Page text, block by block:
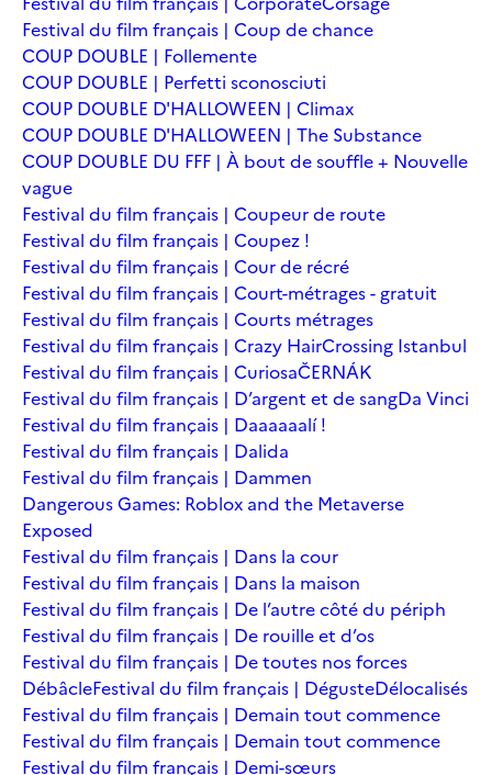
Festival du film français | Coup de chance
COUP DOUBLE | Follemente
COUP DOUBLE | Perfetti sconosciuti
COUP DOUBLE D'HALLOWEEN | Climax
COUP DOUBLE D'HALLOWEEN | The Substance
COUP DOUBLE DU FFF | À bout de souffle + Nouvelle
vague
Festival du film français | Coupeur de route
Festival du film français | Coupez !
Festival du film français | Cour de récré
Festival du film français | Court-métrages - gratuit
Festival du film français | Courts métrages
Festival du film français | Crazy HairCrossing Istanbul
Festival du film français | CuriosaČERNÁK
Festival du film français | D’argent et de sangDa Vinci
Festival du film français | Daaaaaalí !
Festival du film français | Dalida
Festival du film français | Dammen
Dangerous Games: Roblox and the Metaverse
Exposed
Festival du film français | Dans la cour
Festival du film français | Dans la maison
Festival du film français | De l’autre côté du périph
Festival du film français | De rouille et d’os
Festival du film français | De toutes nos forces
DébâcleFestival du film français | DégusteDélocalisés
Festival du film français | Demain tout commence
Festival du film français | Demain tout commence
Festival du film français | Demi-sœurs